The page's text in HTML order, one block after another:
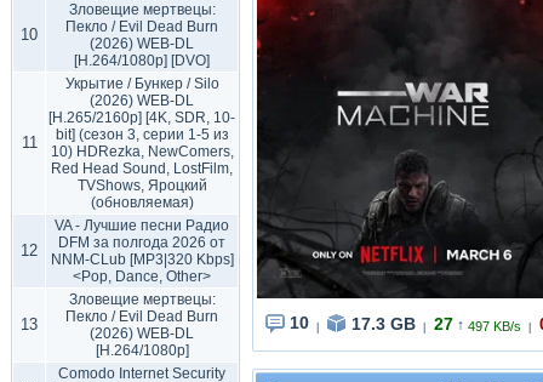
10
Зловещие мертвецы:
Пекло / Evil Dead Burn
(2026) WEB-DL
[H.264/1080p] [DVO]
11
Укрытие / Бункер / Silo
(2026) WEB-DL
[H.265/2160p] [4K, SDR, 10-
bit] (сезон 3, серии 1-5 из
10) HDRezka, NewComers,
Red Head Sound, LostFilm,
TVShows, Яроцкий
(обновляемая)
12
VA - Лучшие песни Радио
DFM за полгода 2026 от
NNM-CLub [MP3|320 Kbps]
<Pop, Dance, Other>
13
Зловещие мертвецы:
Пекло / Evil Dead Burn
(2026) WEB-DL
[H.264/1080p]
Comodo Internet Security
10 17.3 GB 27 ↑ 497 KB/s